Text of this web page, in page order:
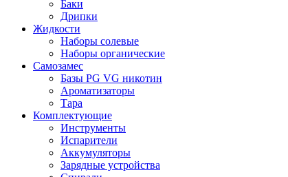
Баки
Дрипки
Жидкости
Наборы солевые
Наборы органические
Самозамес
Базы PG VG никотин
Ароматизаторы
Тара
Комплектующие
Инструменты
Испарители
Аккумуляторы
Зарядные устройства